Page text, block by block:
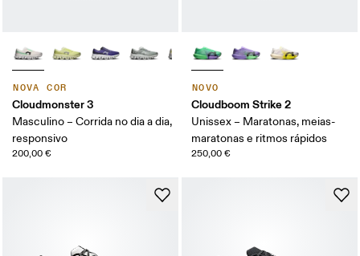
NOVA COR
Cloudmonster 3
Masculino – Corrida no dia a dia,
responsivo
200,00 €
NOVO
Cloudboom Strike 2
Unissex – Maratonas, meias-
maratonas e ritmos rápidos
250,00 €